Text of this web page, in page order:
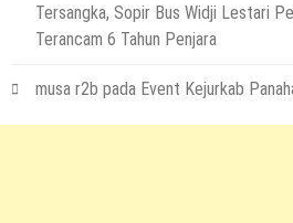
Tersangka, Sopir Bus Widji Lestari
Terancam 6 Tahun Penjara
musa r2b pada Event Kejurkab